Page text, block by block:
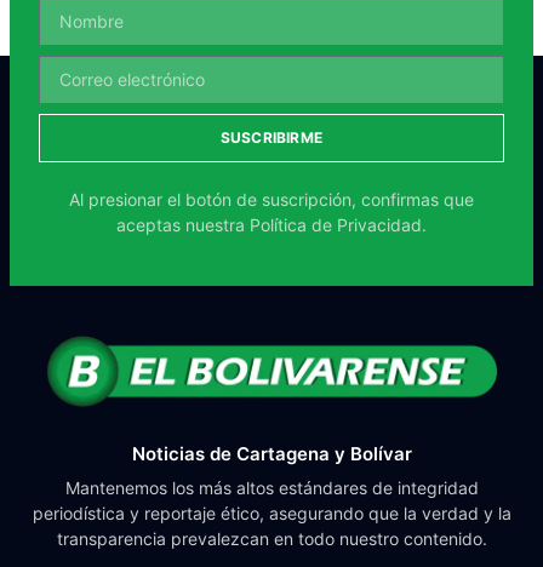
SUSCRIBIRME
Al presionar el botón de suscripción, confirmas que
aceptas nuestra Política de Privacidad.
Noticias de Cartagena y Bolívar
Mantenemos los más altos estándares de integridad
periodística y reportaje ético, asegurando que la verdad y la
transparencia prevalezcan en todo nuestro contenido.